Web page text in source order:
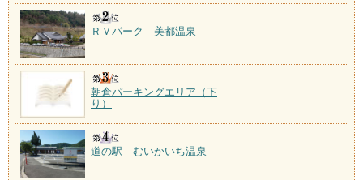
ＲＶパーク 美都温泉
朝倉パーキングエリア（下
り）
道の駅 むいかいち温泉